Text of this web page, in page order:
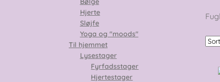
Hjerte
Sløjfe
Yoga og "moods"
Til hjemmet
Lysestager
Fyrfadsstager
Hjertestager